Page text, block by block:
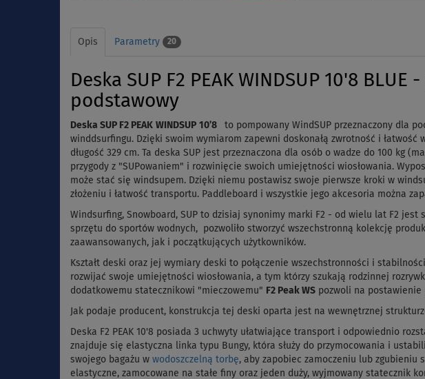
Opis Parametry 20
Deska SUP F2 PEAK WINDSUP 10'8
podstawowy
Deska SUP F2 PEAK WINDSUP 10’8
to pompowany WindSUP przeznaczony dla
winddsurfingu. Dzięki swoim wymiarom zapewni doskonałą zwrotność i
długość 329 cm. Ta deska SUP jest przeznaczona dla osób o wadze do 100 kg
przygody z "SUPowaniem" i rozwinięcie swoich umiejętności wiosłowania.
może stać się windsupem. Dzięki niemu postawisz swoje pierwsze kroki w
złożeniu i łatwość transportu. Paddleboard i wszystkie jego akcesoria można
Windsurfing, Snowboard, SUP to dzisiaj synonimy marki F2 - od wielu lat F2
sprzętu do sportów wodnych, pozwoliło stworzyć wszechstronną kolekcję
zaawansowanych, jak i początkujących użytkowników.
Kształt deski oraz jej wymiary deski to połączenie wszechstronności i
rozwijać swoje umiejętności wiosłowania, a tym którzy szukają rodzinnej
dodatkowemu statecznikowi "mieczowemu" F2 Peak WS pozwoli na postawienie
Jak podaje producent, konstrukcja tej deski oparta jest na wewnętrznej
Deska F2 PEAK 10'8 posiada 3 uchwyty ułatwiające transport i odpowiednio
znajduje się elastyczna linka typu Bungy, która służy do przymocowania i
swojego bagażu w wodoszczelną torbę, aby zapobiec zamoczeniu lub zgubieniu
elastyczne, zamocowane na stałe finy oraz jeden duży, wyjmowany statecznik